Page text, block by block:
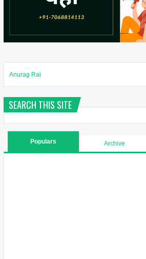
Anurag Rai
SEARCH THIS SITE
Populars Archive